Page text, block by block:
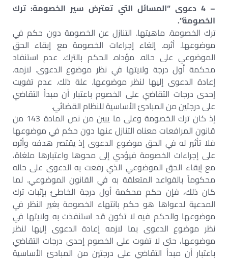
– 4 دعوى “المسائل التي تعترض سير الخصومة: ترك
الخصومة”.
ترك الخصومة. ماهيتها. التنازل عن الخصومة دون حكم في
موضوعها. أثره. إلغاء إجراءات الخصومة مع إبقاء الحق
الموضوعي على حاله. مؤداه. الحكم بالترك. عدم استنفاد
محكمة أول درجة ولايتها في نظر موضوع الدعوى. لازمه.
إعادة الدعوى إليها لنظر موضوعها. علة ذلك. عدم تفويت
إحدى درجات التقاضي على الخصوم باعتبار أن مبدأ التقاضي
على درجتين من المبادئ الأساسية للنظام القضائي.
إذ كان ترك الخصومة وعلى ما يبين من نص المادة 143 من
قانون المرافعات معناه التنازل عنها دون حكم في موضوعها
فلا تأثير له في الحق موضوع الدعوى إذ يقتصر هدفه وأثره
على إجراءات الخصومة فيؤدي إلى محوها واعتبارها ملغاة،
مع إبقاء الحق الموضوعي الذي رفعت به الدعوى على حاله
محكوماً بالقواعد المتعلقة به في القانون الموضوعي. لما
كان ذلك، فإن حكم محكمة أول درجة الخاطئ بإثبات ترك
المدعية لدعواها هو حكم بانتهاء الخصومة بغير النظر في
موضوعها والحكم فيه لا تكون قد استنفذت به ولايتها في
نظر موضوع الدعوى بما لازمه إعادة الدعوى إليها لنظر
موضوعها، حتى لا تفوت على الخصوم إحدى درجات التقاضي
باعتبار أن مبدأ التقاضي على درجتين من المبادئ الأساسية